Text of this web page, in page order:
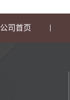
公司首页